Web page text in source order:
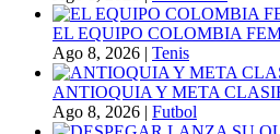
EL EQUIPO COLOMBIA
Ago 8, 2026 | Tenis
ANTIOQUIA Y META
Ago 8, 2026 | Futbol